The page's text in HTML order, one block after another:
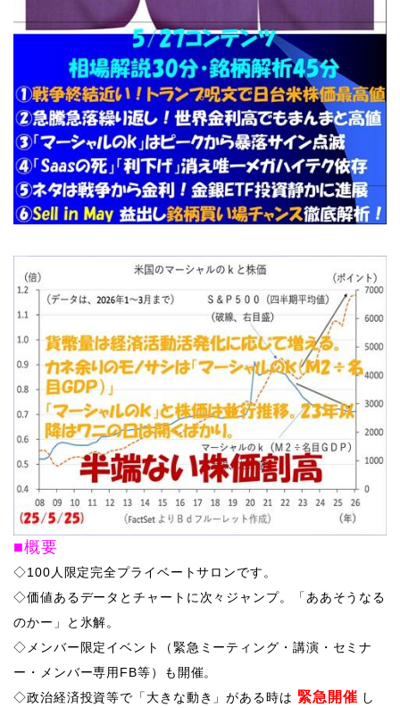
■概要
◇100人限定完全プライベートサロンです。
◇価値あるデータとチャートに次々ジャンプ。「ああそうなる
のかー」と氷解。
◇メンバー限定イベント（緊急ミーティング・講演・セミナ
ー・メンバー専用FB等）も開催。
​◇政治経済投資等で「大きな動き」がある時は 緊急開催 し